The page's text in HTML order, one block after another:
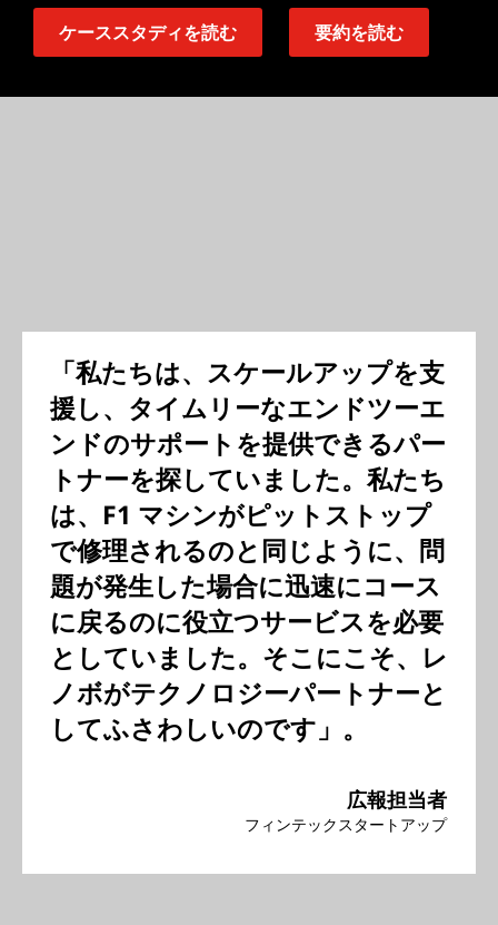
ケーススタディを読む 要約を読む
「私たちは、スケールアップを支
援し、タイムリーなエンドツーエ
ンドのサポートを提供できるパー
トナーを探していました。私たち
は、F1 マシンがピットストップ
で修理されるのと同じように、問
題が発生した場合に迅速にコース
に戻るのに役立つサービスを必要
としていました。そこにこそ、レ
ノボがテクノロジーパートナーと
してふさわしいのです」。
広報担当者
フィンテックスタートアップ